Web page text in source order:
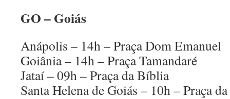
GO – Goiás
Anápolis – 14h – Praça Dom Emanuel
Goiânia – 14h – Praça Tamandaré
Jataí – 09h – Praça da Bíblia
Santa Helena de Goiás – 10h – Praça